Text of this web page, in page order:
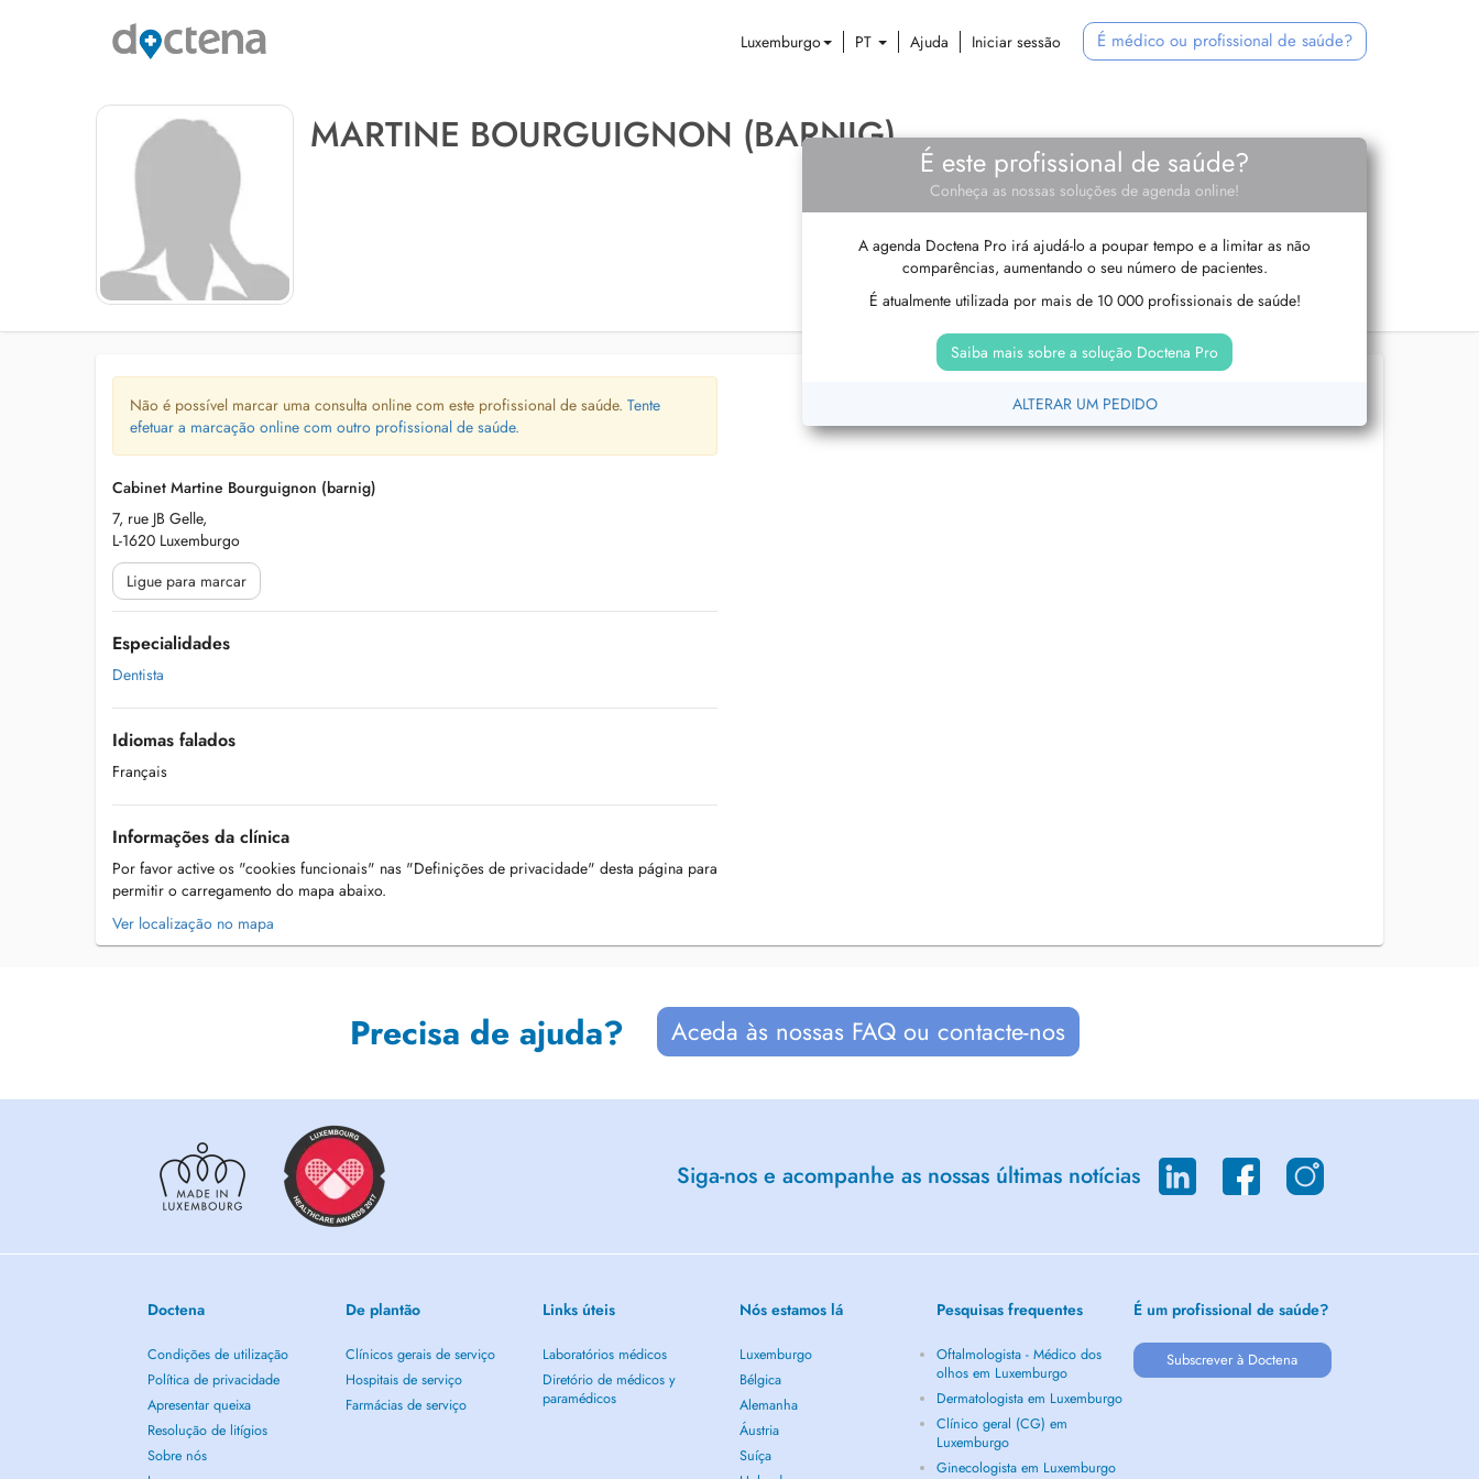
Luxemburgo PT Ajuda Iniciar sessão É médico ou profissional de saúde?
MARTINE BOURGUIGNON (BARNIG)
É este profissional de saúde?
Conheça as nossas soluções de agenda online!
A agenda Doctena Pro irá ajudá-lo a poupar tempo e a limitar as não
comparências, aumentando o seu número de pacientes.
É atualmente utilizada por mais de 10 000 profissionais de saúde!
Saiba mais sobre a solução Doctena Pro
ALTERAR UM PEDIDO
Não é possível marcar uma consulta online com este profissional de saúde. Tente
efetuar a marcação online com outro profissional de saúde.
Cabinet Martine Bourguignon (barnig)
7, rue JB Gelle,
L-1620 Luxemburgo
Ligue para marcar
Especialidades
Dentista
Idiomas falados
Français
Informações da clínica
Por favor active os "cookies funcionais" nas "Definições de privacidade" desta página para
permitir o carregamento do mapa abaixo.
Ver localização no mapa
Precisa de ajuda? Aceda às nossas FAQ ou contacte-nos
Siga-nos e acompanhe as nossas últimas notícias
Doctena
Condições de utilização
Política de privacidade
Apresentar queixa
Resolução de litígios
Sobre nós
De plantão
Clínicos gerais de serviço
Hospitais de serviço
Farmácias de serviço
Links úteis
Laboratórios médicos
Diretório de médicos y
paramédicos
Nós estamos lá
Luxemburgo
Bélgica
Alemanha
Áustria
Suíça
Pesquisas frequentes
Oftalmologista - Médico dos
olhos em Luxemburgo
Dermatologista em Luxemburgo
Clínico geral (CG) em
Luxemburgo
Ginecologista em Luxemburgo
É um profissional de saúde?
Subscrever à Doctena